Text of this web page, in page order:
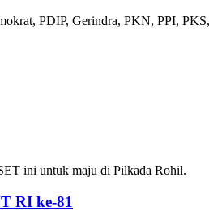
PDIP, Gerindra, PKN, PPI, PKS,
ini untuk maju di Pilkada Rohil.
RI ke-81